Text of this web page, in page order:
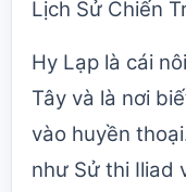
Lịch Sử Chiến
Hy Lạp là cái
Tây và là nơi
vào huyền
như Sử thi Iliad